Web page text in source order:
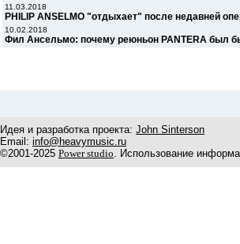
11.03.2018
PHILIP ANSELMO "отдыхает" после недавней
10.02.2018
Фил Ансельмо: почему реюньон PANTERA был
Идея и разработка проекта: John Sinterson
Email: info@heavymusic.ru
©2001-2025 Power studio. Использование